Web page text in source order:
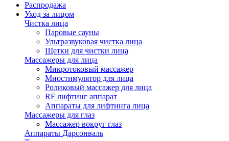
Распродажа
Уход за лицом
Чистка лица
Паровые сауны
Ультразвуковая чистка лица
Щетки для чистки лица
Массажеры для лица
Микротоковый массажер
Миостимулятор для лица
Роликовый массажер для лица
RF лифтинг аппарат
Аппараты для лифтинга лица
Массажеры для глаз
Массажер вокруг глаз
Аппараты Дарсонваль